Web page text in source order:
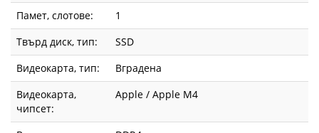
Памет, слотове:
1
Твърд диск, тип:
SSD
Видеокарта, тип:
Вградена
Видеокарта,
чипсет:
Apple / Apple M4